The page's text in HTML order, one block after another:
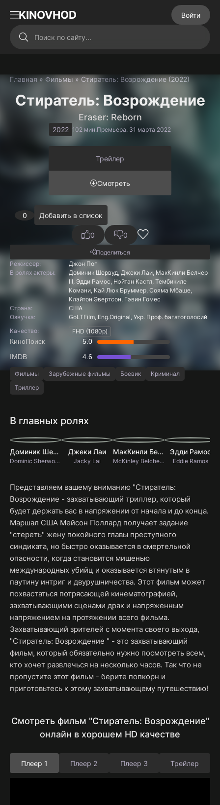
KINOVHOD Войти
Главная»Фильмы» Стиратель: Возрождение (2022)
Стиратель: Возрождение
Eraser: Reborn
2022 102 мин.Премьера: 31 марта 2022
Трейлер
Смотреть
0 Добавить в список
0 0
Поделиться
Режиссер:
Джон Пог
В ролях актеры:
Доминик Шервуд, Джеки Лаи, МакКинли Белчер
III, Эдди Рамос, Нэйтан Кастл, Тембикиле
Комани, Кай Люк Бруммер, Сояма Мбаше,
Клэйтон Эвертсон, Гэвин Гомес
Страна:
США
Озвучка:
GoLTFilm, Eng.Original, Укр. Проф. багатоголосий
Качество:
FHD (1080p)
КиноПоиск
5.0
IMDB
4.6
Фильмы Зарубежные фильмы Боевик
Криминал
Триллер
В главных ролях
Доминик Шервуд
Dominic Sherwood
Джеки Лаи
Jacky Lai
МакКинли Белчер III
McKinley Belcher III
Эдди Рамос
Eddie Ramos
Представляем вашему вниманию "Стиратель:
Возрождение - захватывающий триллер, который
будет держать вас в напряжении от начала и до конца.
Маршал США Мейсон Поллард получает задание
"стереть" жену покойного главы преступного
синдиката, но быстро оказывается в смертельной
опасности, когда становится мишенью
международных убийц и оказывается втянутым в
паутину интриг и двурушничества. Этот фильм может
похвастаться потрясающей кинематографией,
захватывающими сценами драк и напряженным
напряжением на протяжении всего фильма.
Захватывающий зрителей с момента своего выхода,
"Стиратель: Возрождение " - это захватывающий
фильм, который обязательно нужно посмотреть всем,
кто хочет развлечься на несколько часов. Так что не
пропустите этот фильм - берите попкорн и
приготовьтесь к этому захватывающему путешествию!
Смотреть фильм "Стиратель: Возрождение"
онлайн в хорошем HD качестве
Плеер 1 Плеер 2 Плеер 3 Трейлер